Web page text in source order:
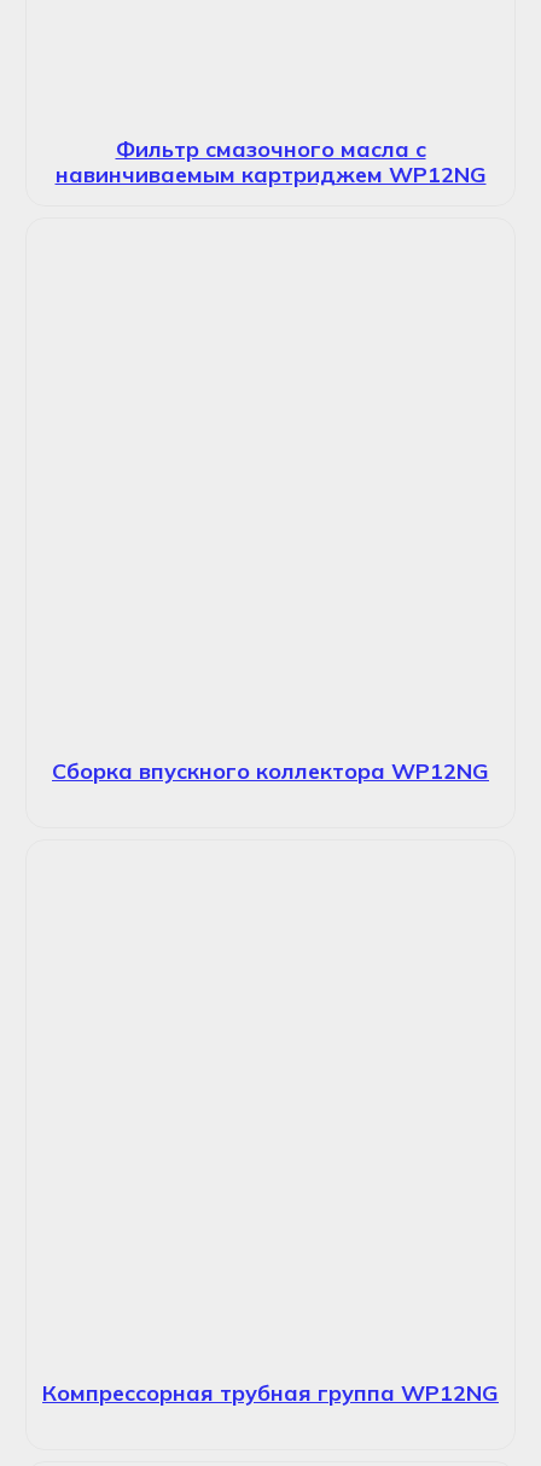
Фильтр смазочного масла с
навинчиваемым картриджем WP12NG
Сборка впускного коллектора WP12NG
Компрессорная трубная группа WP12NG